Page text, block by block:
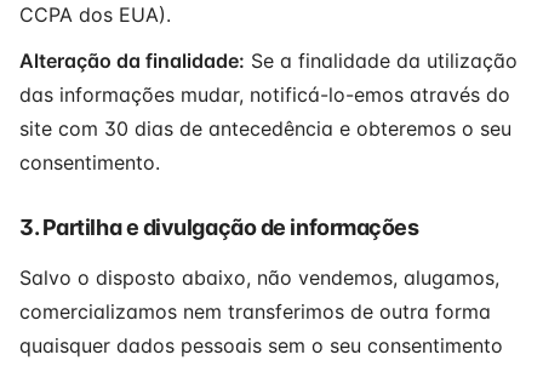
CCPA dos EUA).
Alteração da finalidade: Se a finalidade da utilização
das informações mudar, notificá-lo-emos através do
site com 30 dias de antecedência e obteremos o seu
consentimento.
3. Partilha e divulgação de informações
Salvo o disposto abaixo, não vendemos, alugamos,
comercializamos nem transferimos de outra forma
quaisquer dados pessoais sem o seu consentimento